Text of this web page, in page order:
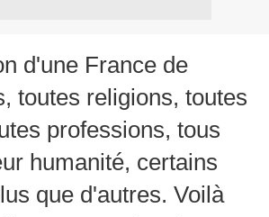
d'une France de
toutes religions, toutes
professions, tous
humanité, certains
que d'autres. Voilà